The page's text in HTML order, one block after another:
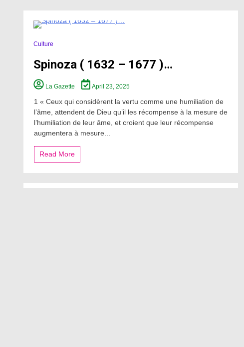
Culture
Spinoza ( 1632 – 1677 )…
La Gazette April 23, 2025
1 « Ceux qui considèrent la vertu comme une humiliation de
l’âme, attendent de Dieu qu’il les récompense à la mesure de
l’humiliation de leur âme, et croient que leur récompense
augmentera à mesure...
Read More